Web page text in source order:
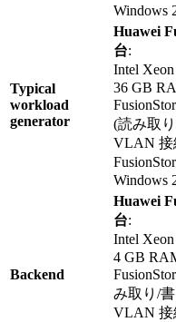
Windows
Typical
workload
generator
Huawei
台:
Intel
36 GB
(読み取
VLAN 接
Windows
Backend
Huawei
台:
Intel
4 GB
み取り/
VLAN 接